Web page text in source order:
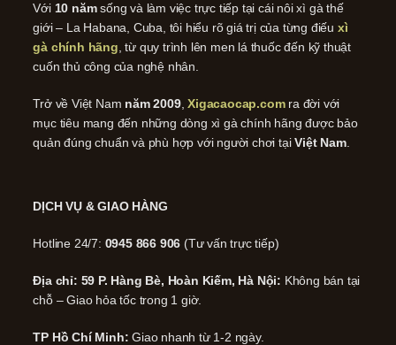
Với 10 nămsống và làm việc trực tiếp tại cái nôi xì gà thế
giới – La Habana, Cuba, tôi hiểu rõ giá trị của từng điếu xì
gà chính hãng , từ quy trình lên men lá thuốc đến kỹ thuật
cuốn thủ công của nghệ nhân.
Trở về Việt Nam năm 2009,Xigacaocap.comra đời với
mục tiêu mang đến những dòng xì gà chính hãng được bảo
quản đúng chuẩn và phù hợp với người chơi tạiViệt Nam.
DỊCH VỤ & GIAO HÀNG
Hotline 24/7: 0945 866 906 (Tư vấn trực tiếp)
Địa chỉ: 59 P. Hàng Bè, Hoàn Kiếm, Hà Nội: Không bán tại
chỗ – Giao hỏa tốc trong 1 giờ.
TP Hồ Chí Minh: Giao nhanh từ 1-2 ngày.